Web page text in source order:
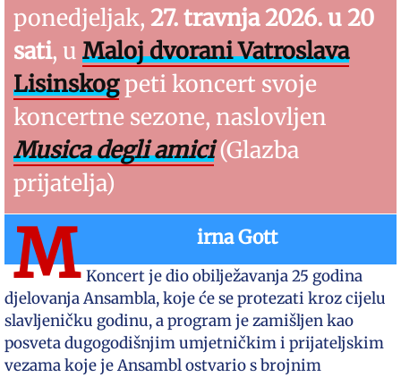
ponedjeljak, 27. travnja 2026. u 20
sati, u Maloj dvorani Vatroslava
Lisinskogpeti koncert svoje
koncertne sezone, naslovljen
Musica degli amici(Glazba
prijatelja)
M irna Gott
Koncert je dio obilježavanja 25 godina
djelovanja Ansambla, koje će se protezati kroz cijelu
slavljeničku godinu, a program je zamišljen kao
posveta dugogodišnjim umjetničkim i prijateljskim
vezama koje je Ansambl ostvario s brojnim